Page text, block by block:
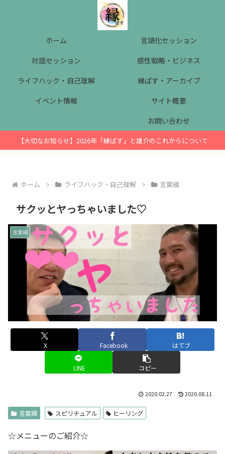
ホーム
言語化セッション
対話セッション
感性戦略・ビジネス
ライフハック・自己理解
縁ぱす・アーカイブ
イベント情報
サイト概要
お問い合わせ
【大切なお知らせ】2026年「縁ぱす」と雄介のこれからについて
ホーム ライフハック・自己理解 言葉綴
サクッとヤっちゃいました♡
言葉綴
X Facebook はてブ
LINE コピー
2020.02.27 2020.08.11
言葉綴 スピリチュアル ヒーリング
☆メニューのご紹介☆